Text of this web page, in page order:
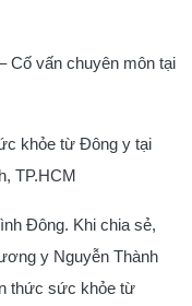
Cố vấn chuyên môn tại
khỏe từ Đông y tại
TP.HCM
Đông. Khi chia sẻ,
y Nguyễn Thành
thức sức khỏe từ